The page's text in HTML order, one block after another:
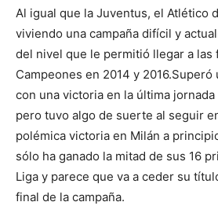
Al igual que la Juventus, el Atlético
viviendo una campaña difícil y
del nivel que le permitió llegar a las
Campeones en 2014 y 2016.Superó
con una victoria en la última
pero tuvo algo de suerte al seguir
polémica victoria en Milán a
sólo ha ganado la mitad de sus 16
Liga y parece que va a ceder su
final de la campaña.